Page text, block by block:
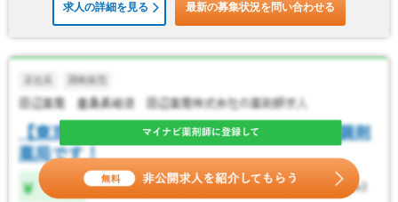
求人の詳細を見る 最新の募集状況を問い合わせる